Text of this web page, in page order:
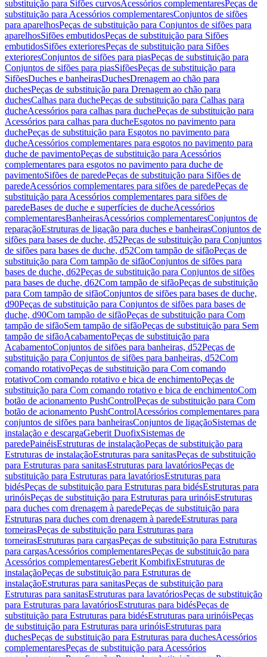
substituição para Sifões curvosAcessórios complementaresPeças de
substituição para Acessórios complementaresConjuntos de sifões
para aparelhosPeças de substituição para Conjuntos de sifões para
aparelhosSifões embutidosPeças de substituição para Sifões
embutidosSifões exterioresPeças de substituição para Sifões
exterioresConjuntos de sifões para piasPeças de substituição para
Conjuntos de sifões para piasSifõesPeças de substituição para
SifõesDuches e banheirasDuchesDrenagem ao chão para
duchesPeças de substituição para Drenagem ao chão para
duchesCalhas para duchePeças de substituição para Calhas para
ducheAcessórios para calhas para duchePeças de substituição para
Acessórios para calhas para ducheEsgotos no pavimento para
duchePeças de substituição para Esgotos no pavimento para
ducheAcessórios complementares para esgotos no pavimento para
duche de pavimentoPeças de substituição para Acessórios
complementares para esgotos no pavimento para duche de
pavimentoSifões de paredePeças de substituição para Sifões de
paredeAcessórios complementares para sifões de paredePeças de
substituição para Acessórios complementares para sifões de
paredeBases de duche e superfícies de ducheAcessórios
complementaresBanheirasAcessórios complementaresConjuntos de
reparaçãoEstruturas de ligação para duches e banheirasConjuntos de
sifões para bases de duche, d52Peças de substituição para Conjuntos
de sifões para bases de duche, d52Com tampão de sifãoPeças de
substituição para Com tampão de sifãoConjuntos de sifões para
bases de duche, d62Peças de substituição para Conjuntos de sifões
para bases de duche, d62Com tampão de sifãoPeças de substituição
para Com tampão de sifãoConjuntos de sifões para bases de duche,
d90Peças de substituição para Conjuntos de sifões para bases de
duche, d90Com tampão de sifãoPeças de substituição para Com
tampão de sifãoSem tampão de sifãoPeças de substituição para Sem
tampão de sifãoAcabamentoPeças de substituição para
AcabamentoConjuntos de sifões para banheiras, d52Peças de
substituição para Conjuntos de sifões para banheiras, d52Com
comando rotativoPeças de substituição para Com comando
rotativoCom comando rotativo e bica de enchimentoPeças de
substituição para Com comando rotativo e bica de enchimentoCom
botão de acionamento PushControlPeças de substituição para Com
botão de acionamento PushControlAcessórios complementares para
conjuntos de sifões para banheirasConjuntos de ligaçãoSistemas de
instalação e descargaGeberit DuofixSistemas de
paredePainéisEstruturas de instalaçãoPeças de substituição para
Estruturas de instalaçãoEstruturas para sanitasPeças de substituição
para Estruturas para sanitasEstruturas para lavatóriosPeças de
substituição para Estruturas para lavatóriosEstruturas para
bidésPeças de substituição para Estruturas para bidésEstruturas para
urinóisPeças de substituição para Estruturas para urinóisEstruturas
para duches com drenagem à paredePeças de substituição para
Estruturas para duches com drenagem à paredeEstruturas para
torneirasPeças de substituição para Estruturas para
torneirasEstruturas para cargasPeças de substituição para Estruturas
para cargasAcessórios complementaresPeças de substituição para
Acessórios complementaresGeberit KombifixEstruturas de
instalaçãoPeças de substituição para Estruturas de
instalaçãoEstruturas para sanitasPeças de substituição para
Estruturas para sanitasEstruturas para lavatóriosPeças de substituição
para Estruturas para lavatóriosEstruturas para bidésPeças de
substituição para Estruturas para bidésEstruturas para urinóisPeças
de substituição para Estruturas para urinóisEstruturas para
duchesPeças de substituição para Estruturas para duchesAcessórios
complementaresPeças de substituição para Acessórios